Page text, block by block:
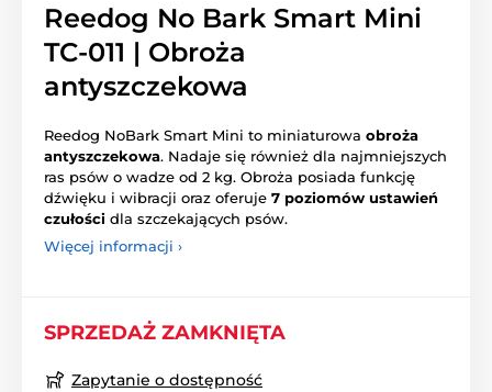
Reedog No Bark Smart Mini
TC-011 | Obroża
antyszczekowa
Reedog NoBark Smart Mini to miniaturowa obroża
antyszczekowa. Nadaje się również dla najmniejszych
ras psów o wadze od 2 kg. Obroża posiada funkcję
dźwięku i wibracji oraz oferuje 7 poziomów ustawień
czułości dla szczekających psów.
Więcej informacji ›
SPRZEDAŻ ZAMKNIĘTA
Zapytanie o dostępność